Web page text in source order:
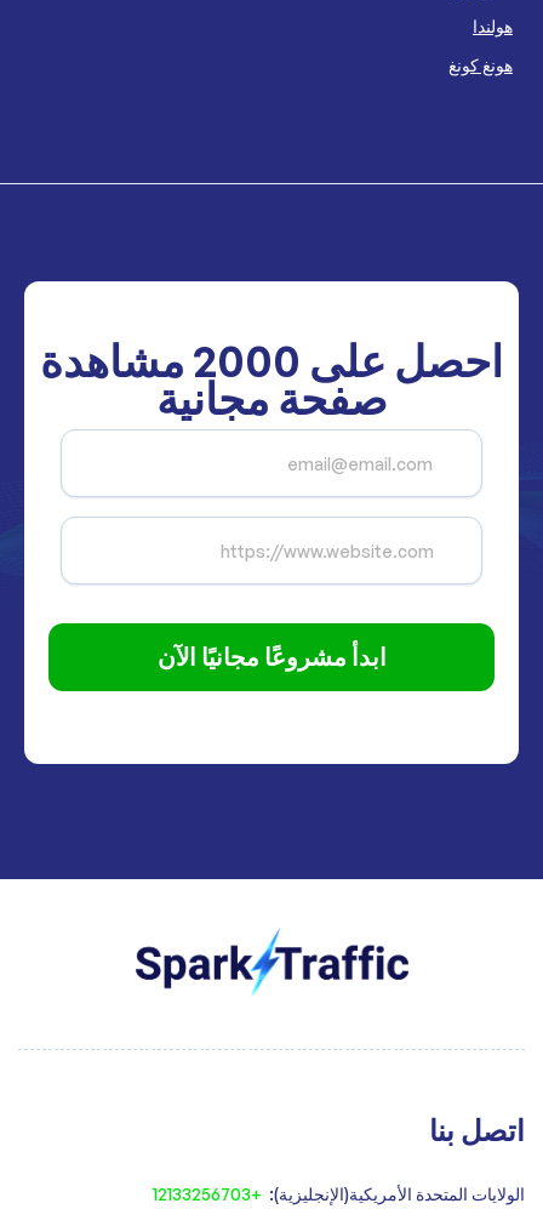
هولندا
هونغ كونغ
احصل على 2000 مشاهدة
صفحة مجانية
ابدأ مشروعًا مجانيًا الآن
اتصل بنا
الولايات المتحدة الأمريكية(الإنجليزية): +12133256703